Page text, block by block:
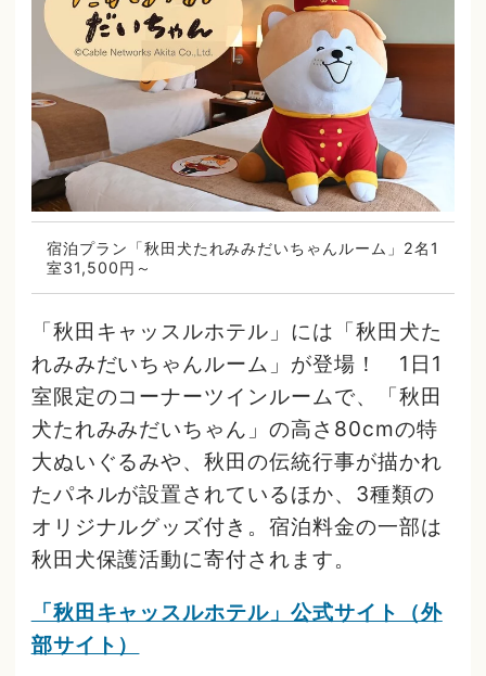
宿泊プラン「秋田犬たれみみだいちゃんルーム」2名1
室31,500円～
「秋田キャッスルホテル」には「秋田犬た
れみみだいちゃんルーム」が登場！ 1日1
室限定のコーナーツインルームで、「秋田
犬たれみみだいちゃん」の高さ80cmの特
大ぬいぐるみや、秋田の伝統行事が描かれ
たパネルが設置されているほか、3種類の
オリジナルグッズ付き。宿泊料金の一部は
秋田犬保護活動に寄付されます。
「秋田キャッスルホテル」公式サイト（外
部サイト）